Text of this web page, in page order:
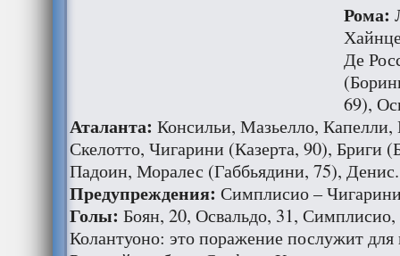
Рома:
Де
69),
Аталанта: Консильи, Мазьелло,
Скелотто, Чигарини (Казерта, 90), Бриги
Падоин, Моралес (Габбьядини, 75), Денис.
Предупреждения: Симплисио –
Голы: Боян, 20, Освальдо, 31,
Колантуоно: это поражение послужит для